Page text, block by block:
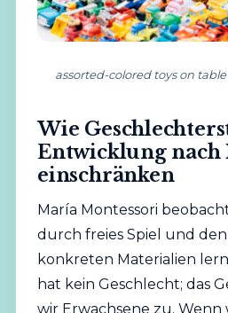
assorted-colored toys on
Wie
Entwicklung nach
einschränken
María Montessori
durch freies Spiel und
konkreten Materialien
hat kein Geschlecht; das
wir Erwachsene zu. Wenn